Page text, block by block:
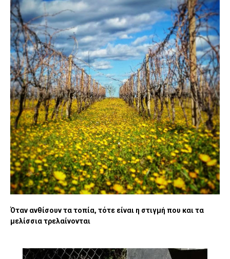
Όταν ανθίσουν τα τοπία, τότε είναι η στιγμή που και τα
μελίσσια τρελαίνονται